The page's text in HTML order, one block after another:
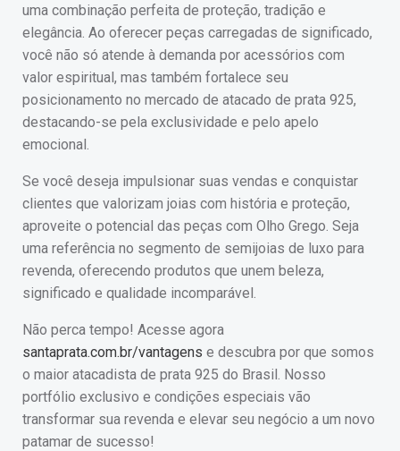
uma combinação perfeita de proteção, tradição e
elegância. Ao oferecer peças carregadas de significado,
você não só atende à demanda por acessórios com
valor espiritual, mas também fortalece seu
posicionamento no mercado de atacado de prata 925,
destacando-se pela exclusividade e pelo apelo
emocional.
Se você deseja impulsionar suas vendas e conquistar
clientes que valorizam joias com história e proteção,
aproveite o potencial das peças com Olho Grego. Seja
uma referência no segmento de semijoias de luxo para
revenda, oferecendo produtos que unem beleza,
significado e qualidade incomparável.
Não perca tempo! Acesse agora
santaprata.com.br/vantagens e descubra por que somos
o maior atacadista de prata 925 do Brasil. Nosso
portfólio exclusivo e condições especiais vão
transformar sua revenda e elevar seu negócio a um novo
patamar de sucesso!